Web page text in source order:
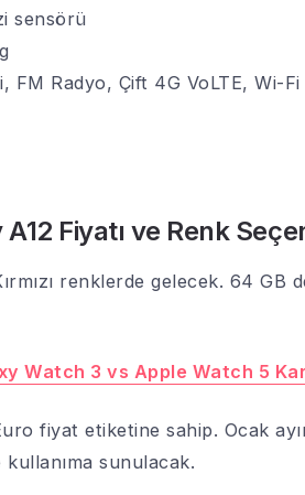
sensörü
FM Radyo, Çift 4G VoLTE, Wi-
Fiyatı ve Renk
renklerde gelecek. 64 GB
Watch 3 vs Apple Watch 5
fiyat etiketine sahip. Ocak
sunulacak.